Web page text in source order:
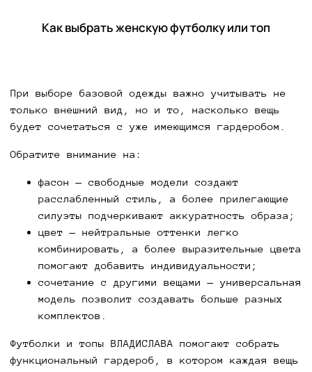
Как выбрать женскую футболку или топ
При выборе базовой одежды важно учитывать не
только внешний вид, но и то, насколько вещь
будет сочетаться с уже имеющимся гардеробом.
Обратите внимание на:
фасон — свободные модели создают
расслабленный стиль, а более прилегающие
силуэты подчеркивают аккуратность образа;
цвет — нейтральные оттенки легко
комбинировать, а более выразительные цвета
помогают добавить индивидуальности;
сочетание с другими вещами — универсальная
модель позволит создавать больше разных
комплектов.
Футболки и топы ВЛАДИСЛАВА помогают собрать
функциональный гардероб, в котором каждая вещь